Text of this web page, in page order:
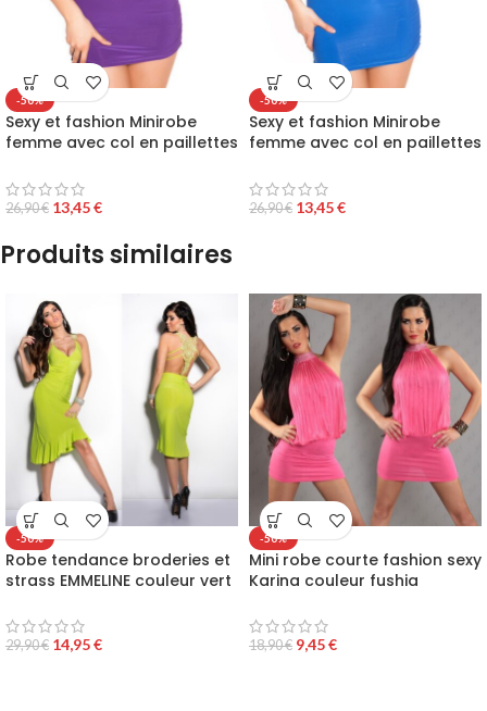
-50%
Sexy et fashion Minirobe
femme avec col en paillettes
26,90€ 13,45€
-50%
Sexy et fashion Minirobe
femme avec col en paillettes
26,90€ 13,45€
Produits similaires
-50%
Robe tendance broderies et
strass EMMELINE couleur vert
29,90€ 14,95€
-50%
Mini robe courte fashion sexy
Karina couleur fushia
18,90€ 9,45€